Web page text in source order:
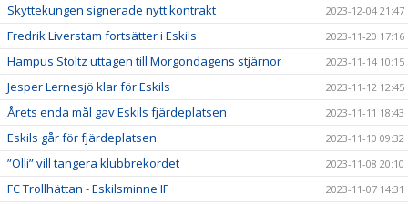
Skyttekungen signerade nytt kontrakt 2023-12-04 21:47
Fredrik Liverstam fortsätter i Eskils 2023-11-20 17:16
Hampus Stoltz uttagen till Morgondagens stjärnor 2023-11-14 10:15
Jesper Lernesjö klar för Eskils 2023-11-12 12:45
Årets enda mål gav Eskils fjärdeplatsen 2023-11-11 18:43
Eskils går för fjärdeplatsen 2023-11-10 09:32
”Olli” vill tangera klubbrekordet 2023-11-08 20:10
FC Trollhättan - Eskilsminne IF 2023-11-07 14:31